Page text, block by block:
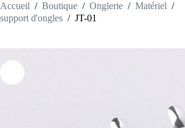
Accueil / Boutique / Onglerie / Matériel /
support d'ongles / JT-01